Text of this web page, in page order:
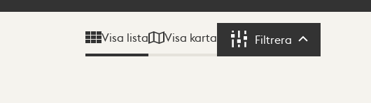
Visa lista Visa karta Filtrera Filtrera